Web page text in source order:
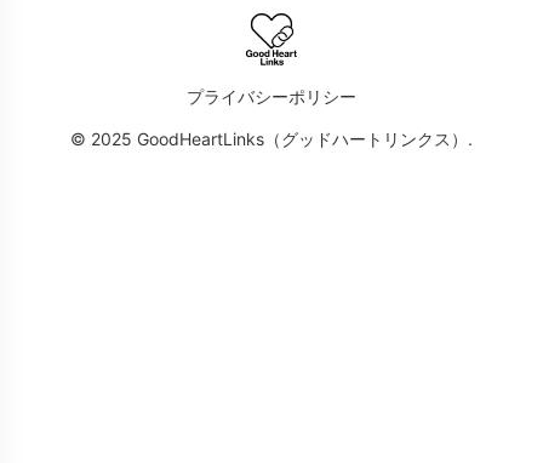
プライバシーポリシー
© 2025 GoodHeartLinks（グッドハートリンクス）.